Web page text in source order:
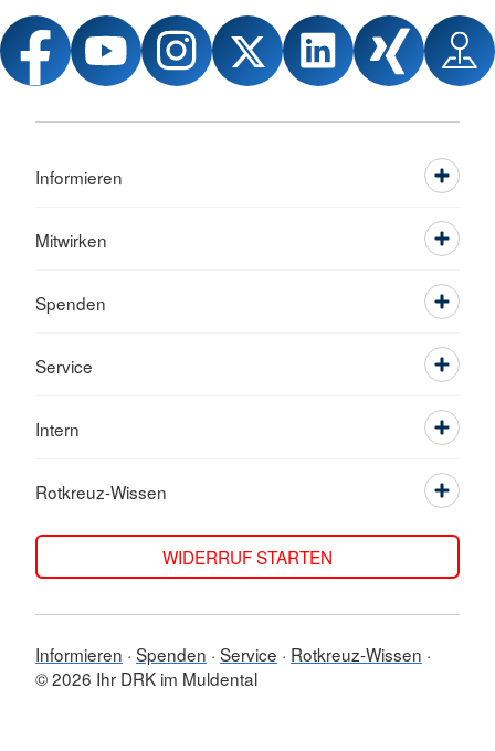
Informieren
Mitwirken
Spenden
Service
Intern
Rotkreuz-Wissen
WIDERRUF STARTEN
Informieren Spenden Service
Rotkreuz-Wissen
© 2026 Ihr DRK im Muldental